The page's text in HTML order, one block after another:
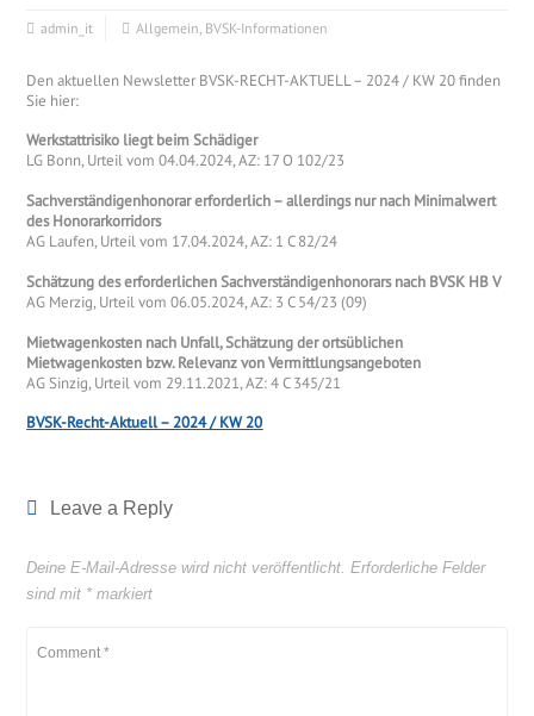
admin_it Allgemein, BVSK-Informationen
Den aktuellen Newsletter BVSK-RECHT-AKTUELL – 2024 / KW 20 finden
Sie hier:
Werkstattrisiko liegt beim Schädiger
LG Bonn, Urteil vom 04.04.2024, AZ: 17 O 102/23
Sachverständigenhonorar erforderlich – allerdings nur nach Minimalwert
des Honorarkorridors
AG Laufen, Urteil vom 17.04.2024, AZ: 1 C 82/24
Schätzung des erforderlichen Sachverständigenhonorars nach BVSK HB V
AG Merzig, Urteil vom 06.05.2024, AZ: 3 C 54/23 (09)
Mietwagenkosten nach Unfall, Schätzung der ortsüblichen
Mietwagenkosten bzw. Relevanz von Vermittlungsangeboten
AG Sinzig, Urteil vom 29.11.2021, AZ: 4 C 345/21
BVSK-Recht-Aktuell – 2024 / KW 20
Leave a Reply
Deine E-Mail-Adresse wird nicht veröffentlicht. Erforderliche Felder
sind mit * markiert